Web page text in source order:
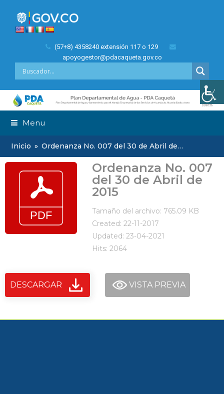
(57+8) 4358240 extensión 117 o 129
apoyogestor@pdacaqueta.gov.co
Menu
Inicio » Ordenanza No. 007 del 30 de Abril de…
Ordenanza No. 007
del 30 de Abril de
2015
Tamaño del archivo: 765.09 KB
Created: 22-11-2017
Updated: 23-04-2021
Hits: 2064
DESCARGAR VISTA PREVIA